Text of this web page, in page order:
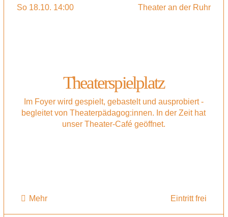
So 18.10. 14:00 Theater an der Ruhr
Theaterspielplatz
Im Foyer wird gespielt, gebastelt und ausprobiert -
begleitet von Theaterpädagog:innen. In der Zeit hat
unser Theater-Café geöffnet.
Mehr Eintritt frei